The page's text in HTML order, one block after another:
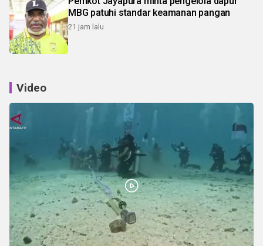
MBG patuhi standar keamanan pangan
21 jam lalu
Video